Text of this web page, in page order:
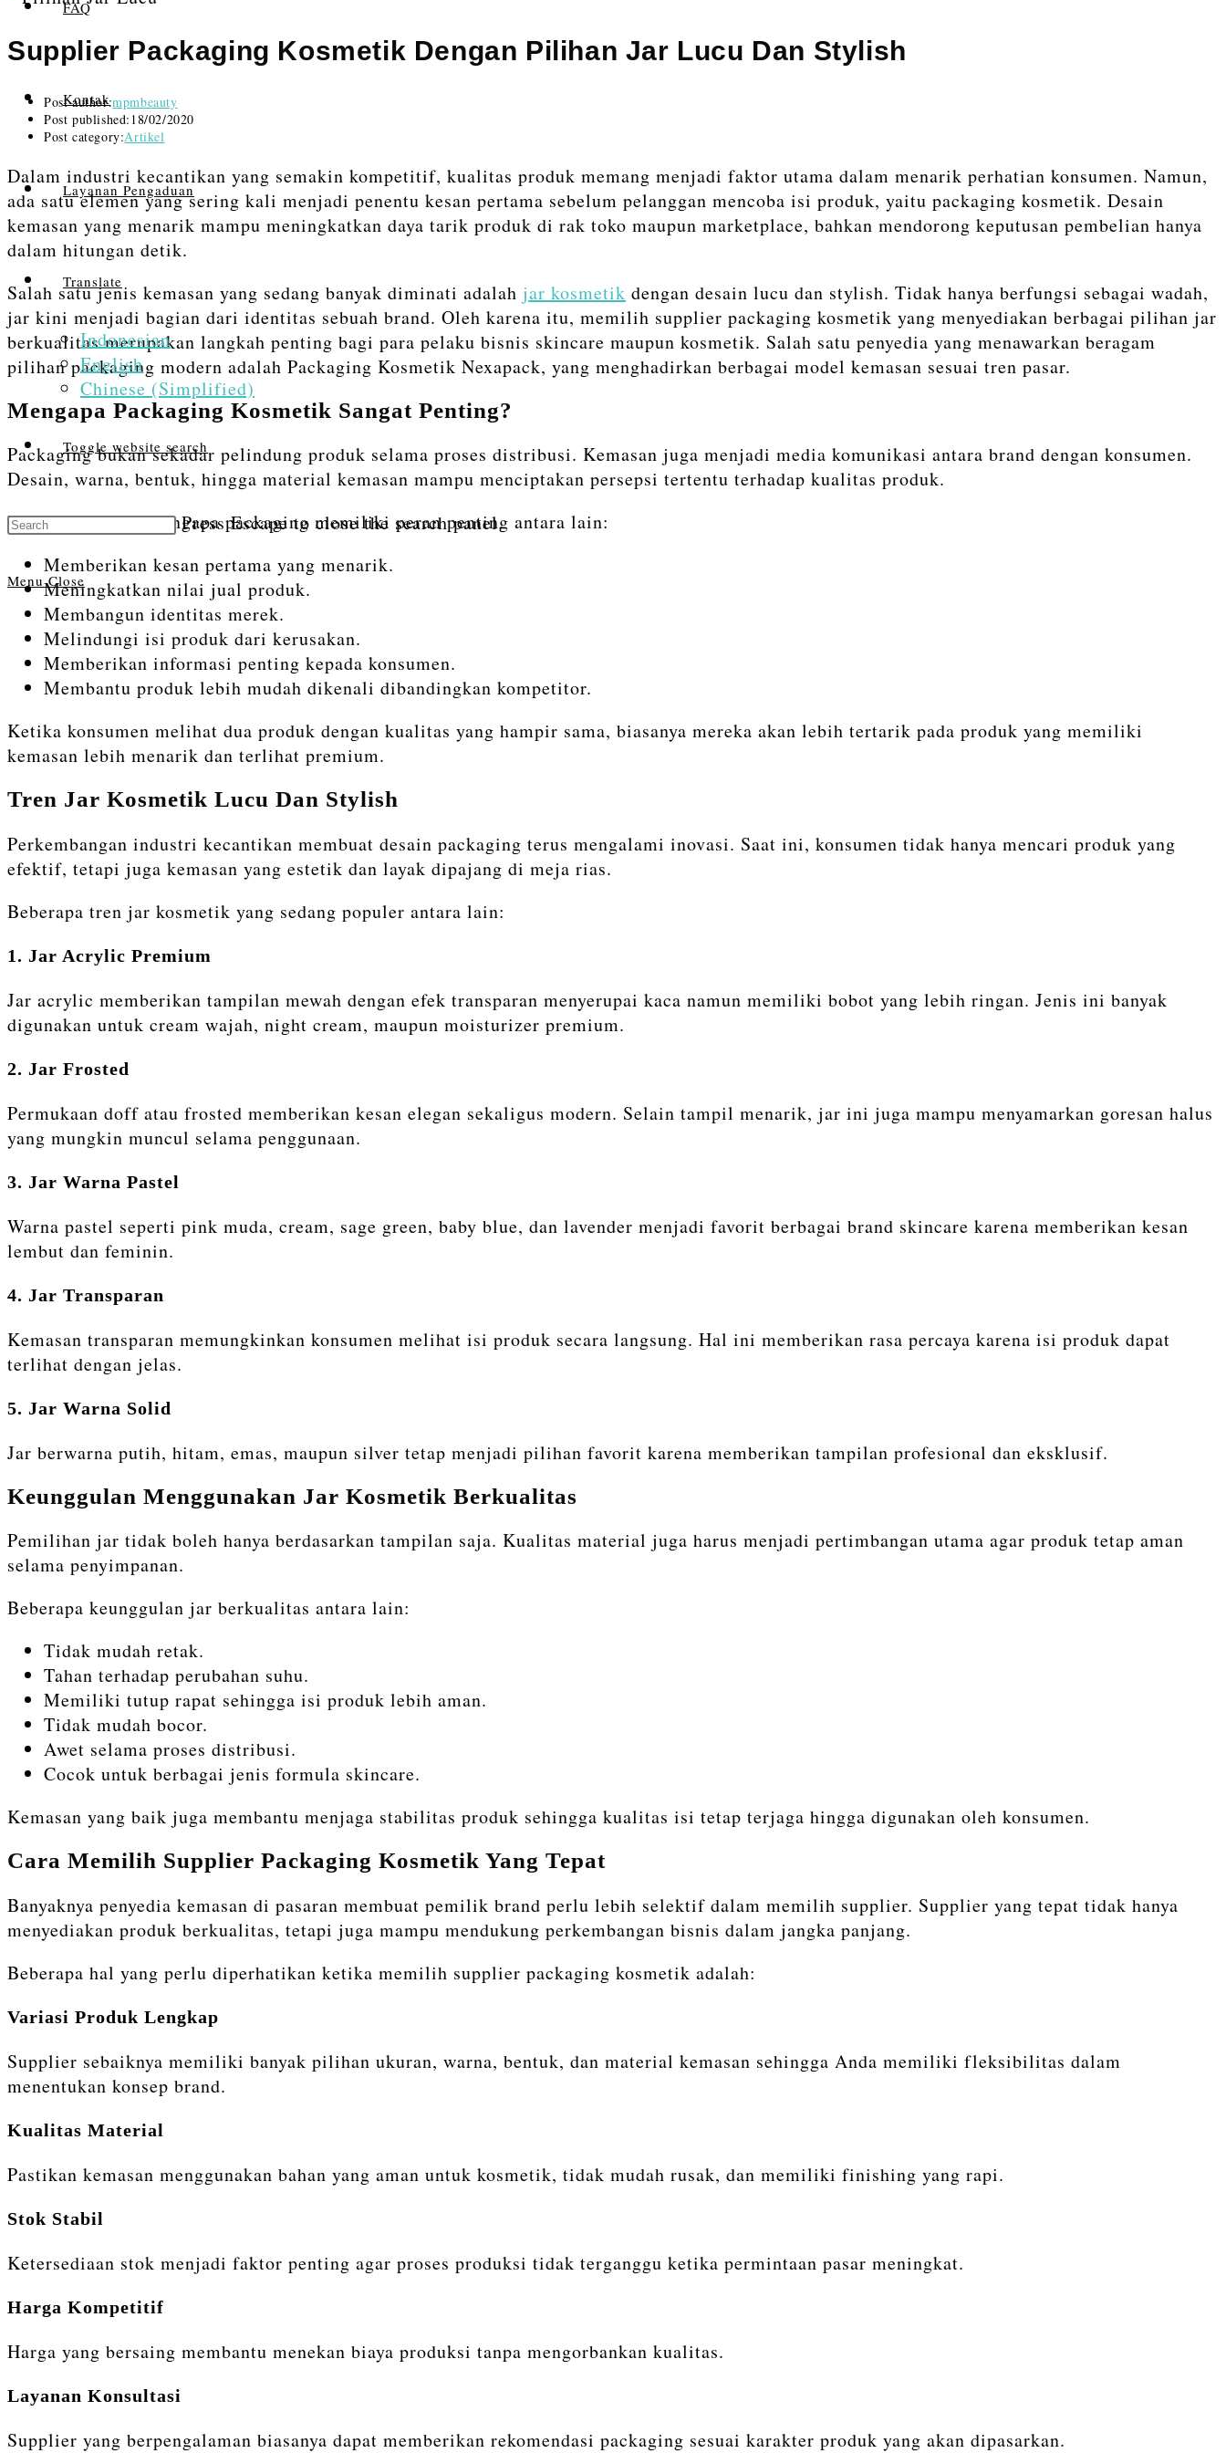
FAQ
Kontak
Layanan Pengaduan
Translate
Indonesian
English
Chinese (Simplified)
Toggle website search
Press Escape to close the search panel.
Menu Close
Supplier Packaging Kosmetik Dengan Pilihan Jar Lucu Dan Stylish
Post author:mpmbeauty
Post published:18/02/2020
Post category:Artikel
Dalam industri kecantikan yang semakin kompetitif, kualitas produk memang menjadi faktor utama dalam menarik perhatian konsumen. Namun,
ada satu elemen yang sering kali menjadi penentu kesan pertama sebelum pelanggan mencoba isi produk, yaitu packaging kosmetik. Desain
kemasan yang menarik mampu meningkatkan daya tarik produk di rak toko maupun marketplace, bahkan mendorong keputusan pembelian hanya
dalam hitungan detik.
Salah satu jenis kemasan yang sedang banyak diminati adalah jar kosmetik dengan desain lucu dan stylish. Tidak hanya berfungsi sebagai wadah,
jar kini menjadi bagian dari identitas sebuah brand. Oleh karena itu, memilih supplier packaging kosmetik yang menyediakan berbagai pilihan jar
berkualitas merupakan langkah penting bagi para pelaku bisnis skincare maupun kosmetik. Salah satu penyedia yang menawarkan beragam
pilihan packaging modern adalah Packaging Kosmetik Nexapack, yang menghadirkan berbagai model kemasan sesuai tren pasar.
Mengapa Packaging Kosmetik Sangat Penting?
Packaging bukan sekadar pelindung produk selama proses distribusi. Kemasan juga menjadi media komunikasi antara brand dengan konsumen.
Desain, warna, bentuk, hingga material kemasan mampu menciptakan persepsi tertentu terhadap kualitas produk.
Beberapa alasan mengapa packaging memiliki peran penting antara lain:
Memberikan kesan pertama yang menarik.
Meningkatkan nilai jual produk.
Membangun identitas merek.
Melindungi isi produk dari kerusakan.
Memberikan informasi penting kepada konsumen.
Membantu produk lebih mudah dikenali dibandingkan kompetitor.
Ketika konsumen melihat dua produk dengan kualitas yang hampir sama, biasanya mereka akan lebih tertarik pada produk yang memiliki
kemasan lebih menarik dan terlihat premium.
Tren Jar Kosmetik Lucu Dan Stylish
Perkembangan industri kecantikan membuat desain packaging terus mengalami inovasi. Saat ini, konsumen tidak hanya mencari produk yang
efektif, tetapi juga kemasan yang estetik dan layak dipajang di meja rias.
Beberapa tren jar kosmetik yang sedang populer antara lain:
1. Jar Acrylic Premium
Jar acrylic memberikan tampilan mewah dengan efek transparan menyerupai kaca namun memiliki bobot yang lebih ringan. Jenis ini banyak
digunakan untuk cream wajah, night cream, maupun moisturizer premium.
2. Jar Frosted
Permukaan doff atau frosted memberikan kesan elegan sekaligus modern. Selain tampil menarik, jar ini juga mampu menyamarkan goresan halus
yang mungkin muncul selama penggunaan.
3. Jar Warna Pastel
Warna pastel seperti pink muda, cream, sage green, baby blue, dan lavender menjadi favorit berbagai brand skincare karena memberikan kesan
lembut dan feminin.
4. Jar Transparan
Kemasan transparan memungkinkan konsumen melihat isi produk secara langsung. Hal ini memberikan rasa percaya karena isi produk dapat
terlihat dengan jelas.
5. Jar Warna Solid
Jar berwarna putih, hitam, emas, maupun silver tetap menjadi pilihan favorit karena memberikan tampilan profesional dan eksklusif.
Keunggulan Menggunakan Jar Kosmetik Berkualitas
Pemilihan jar tidak boleh hanya berdasarkan tampilan saja. Kualitas material juga harus menjadi pertimbangan utama agar produk tetap aman
selama penyimpanan.
Beberapa keunggulan jar berkualitas antara lain:
Tidak mudah retak.
Tahan terhadap perubahan suhu.
Memiliki tutup rapat sehingga isi produk lebih aman.
Tidak mudah bocor.
Awet selama proses distribusi.
Cocok untuk berbagai jenis formula skincare.
Kemasan yang baik juga membantu menjaga stabilitas produk sehingga kualitas isi tetap terjaga hingga digunakan oleh konsumen.
Cara Memilih Supplier Packaging Kosmetik Yang Tepat
Banyaknya penyedia kemasan di pasaran membuat pemilik brand perlu lebih selektif dalam memilih supplier. Supplier yang tepat tidak hanya
menyediakan produk berkualitas, tetapi juga mampu mendukung perkembangan bisnis dalam jangka panjang.
Beberapa hal yang perlu diperhatikan ketika memilih supplier packaging kosmetik adalah:
Variasi Produk Lengkap
Supplier sebaiknya memiliki banyak pilihan ukuran, warna, bentuk, dan material kemasan sehingga Anda memiliki fleksibilitas dalam
menentukan konsep brand.
Kualitas Material
Pastikan kemasan menggunakan bahan yang aman untuk kosmetik, tidak mudah rusak, dan memiliki finishing yang rapi.
Stok Stabil
Ketersediaan stok menjadi faktor penting agar proses produksi tidak terganggu ketika permintaan pasar meningkat.
Harga Kompetitif
Harga yang bersaing membantu menekan biaya produksi tanpa mengorbankan kualitas.
Layanan Konsultasi
Supplier yang berpengalaman biasanya dapat memberikan rekomendasi packaging sesuai karakter produk yang akan dipasarkan.